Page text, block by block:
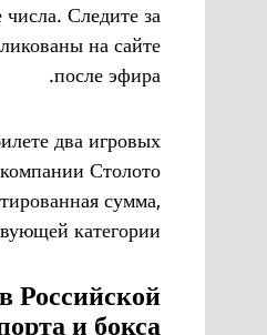
Следите за
на сайте
после эфира.
два игровых
Столото
сумма,
категории.
Российской
и бокса.